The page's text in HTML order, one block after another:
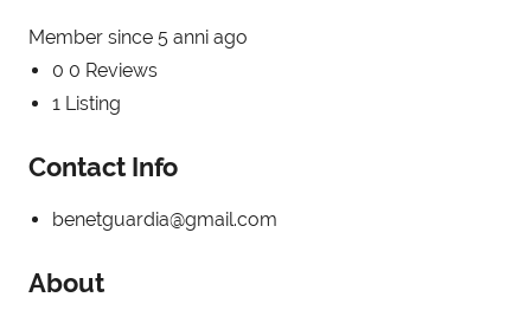
Member since 5 anni ago
0 0 Reviews
1 Listing
Contact Info
benetguardia@gmail.com
About